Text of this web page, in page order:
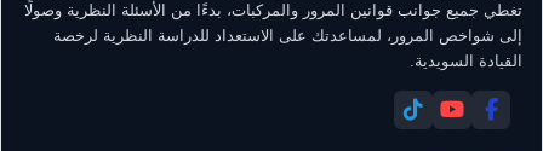
تغطي جميع جوانب قوانين المرور والمركبات، بدءًا من الأسئلة النظرية وصولًا
إلى شواخص المرور، لمساعدتك على الاستعداد للدراسة النظرية لرخصة
القيادة السويدية.